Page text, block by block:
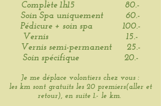
Complète 1h15 80.-
Soin Spa uniquement 60.-
Pédicure + soin spa 100.-
Vernis 15.-
Vernis semi-permanent 25.-
Soin spécifique 20.-
Je me déplace volontiers chez vous :
les km sont gratuits les 20 premiers(aller et
retour), en suite 1.- le km.